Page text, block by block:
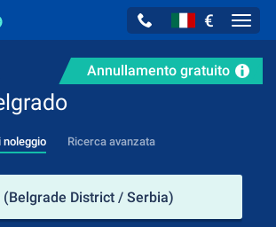
€
Annullamento gratuito
noleggio Ricerca avanzata
(Belgrade District / Serbia)